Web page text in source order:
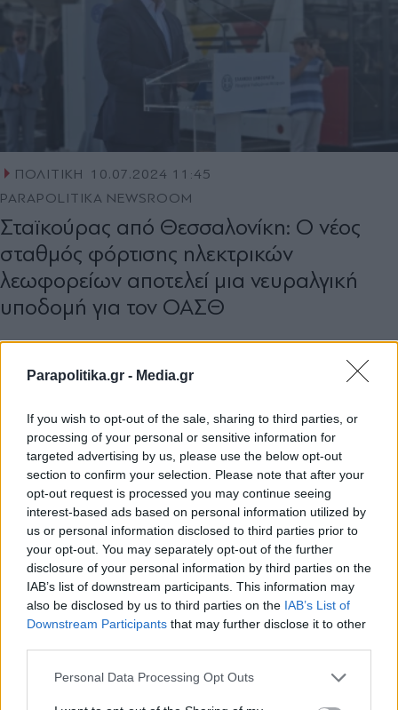
Parapolitika.gr - Media.gr
If you wish to opt-out of the sale, sharing to third parties, or
processing of your personal or sensitive information for
targeted advertising by us, please use the below opt-out
section to confirm your selection. Please note that after your
opt-out request is processed you may continue seeing
interest-based ads based on personal information utilized by
us or personal information disclosed to third parties prior to
your opt-out. You may separately opt-out of the further
disclosure of your personal information by third parties on the
IAB’s list of downstream participants. This information may
also be disclosed by us to third parties on the IAB’s List of
Downstream Participants that may further disclose it to other
Personal Data Processing Opt Outs
ΠΟΛΙΤΙΚΗ
10.07.2024 11:45
PARAPOLITIKA NEWSROOM
Σταϊκούρας από Θεσσαλονίκη: Ο νέος
σταθμός φόρτισης ηλεκτρικών
λεωφορείων αποτελεί μια νευραλγική
υποδομή για τον ΟΑΣΘ
ΠΟΛΙΤΙΚΗ 03.07.2024 06:32
Μητσοτάκης: Αιφνιδιαστική επίσκεψη στο
αμαξοστάσιο λεωφορείων στου Ρέντη -
Εγγραφή στο newsletter